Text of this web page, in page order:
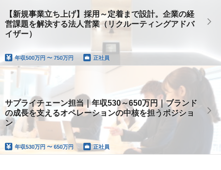
【新規事業立ち上げ】採用～定着まで設計。企業の経
営課題を解決する法人営業（リクルーティングアドバ
イザー）
年収500万円 〜 750万円 正社員
サプライチェーン担当｜年収530～650万円｜ブランド
の成長を支えるオペレーションの中核を担うポジショ
ン
年収530万円 〜 650万円 正社員